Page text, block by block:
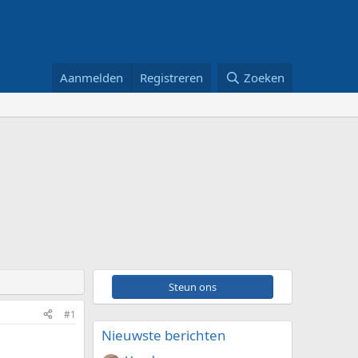
Aanmelden Registreren Zoeken
#1
Steun ons
Nieuwste berichten